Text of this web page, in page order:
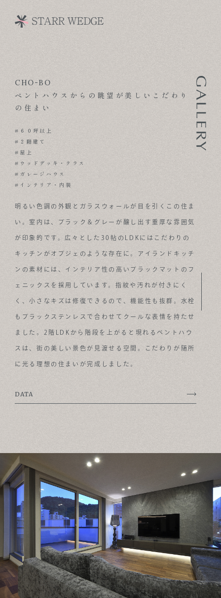
CONCEPT
GALLERY
MODEL HOUSE
ABOUT
FOR BUSINESS
RECRUIT
CONTACT
CHO-BO
ペントハウスからの眺望が美しいこだわり
の住まい
#６０坪以上
#２階建て
#屋上
#ウッドデッキ・テラス
#ガレージハウス
#インテリア・内装
明るい色調の外観とガラスウォールが目を引くこの住ま
い。室内は、ブラック＆グレーが醸し出す重厚な雰囲気
が印象的です。広々とした30帖のLDKにはこだわりの
キッチンがオブジェのような存在に。アイランドキッチ
ンの素材には、インテリア性の高いブラックマットのフ
ェニックスを採用しています。指紋や汚れが付きにく
く、小さなキズは修復できるので、機能性も抜群。水栓
もブラックステンレスで合わせてクールな表情を持たせ
ました。2階LDKから階段を上がると現れるペントハウ
スは、街の美しい景色が見渡せる空間。こだわりが随所
に光る理想の住まいが完成しました。
DATA